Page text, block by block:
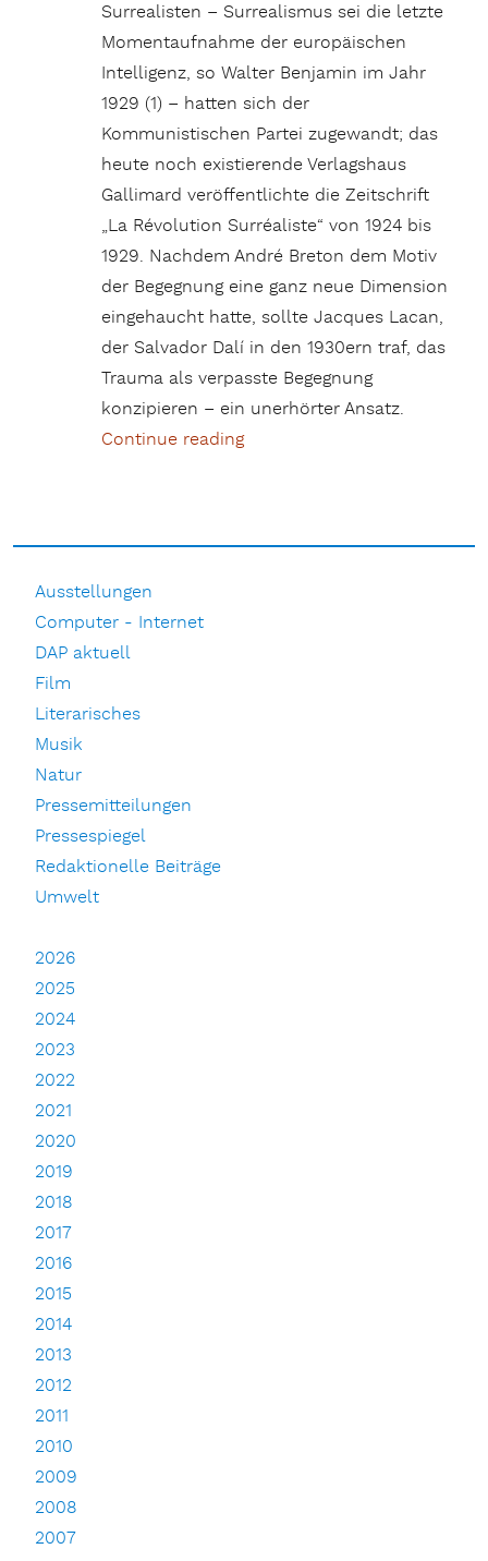
Surrealisten – Surrealismus sei die letzte
Momentaufnahme der europäischen
Intelligenz, so Walter Benjamin im Jahr
1929 (1) – hatten sich der
Kommunistischen Partei zugewandt; das
heute noch existierende Verlagshaus
Gallimard veröffentlichte die Zeitschrift
„La Révolution Surréaliste“ von 1924 bis
1929. Nachdem André Breton dem Motiv
der Begegnung eine ganz neue Dimension
eingehaucht hatte, sollte Jacques Lacan,
der Salvador Dalí in den 1930ern traf, das
Trauma als verpasste Begegnung
konzipieren – ein unerhörter Ansatz.
Continue reading„Die Autobiographie von
Ausstellungen
Computer - Internet
DAP aktuell
Film
Literarisches
Musik
Natur
Pressemitteilungen
Pressespiegel
Redaktionelle Beiträge
Umwelt
2026
2025
2024
2023
2022
2021
2020
2019
2018
2017
2016
2015
2014
2013
2012
2011
2010
2009
2008
2007